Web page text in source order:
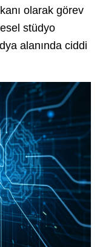
olarak görev
stüdyo
alanında ciddi